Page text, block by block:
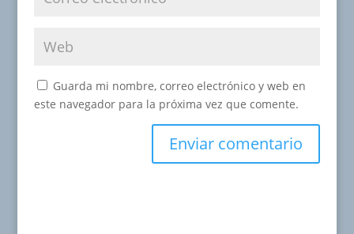
Guarda mi nombre, correo electrónico y web en
este navegador para la próxima vez que comente.